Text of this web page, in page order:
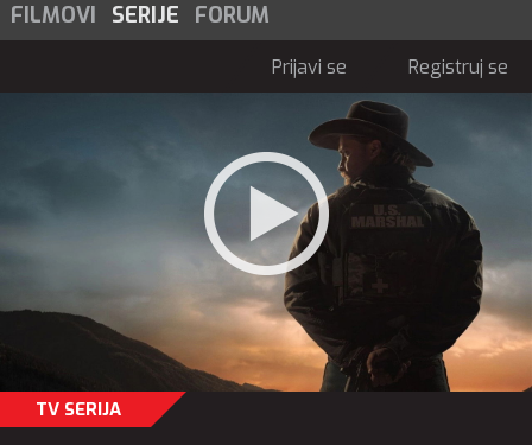
FILMOVI
SERIJE FORUM
Prijavi se Registruj se
TV SERIJA